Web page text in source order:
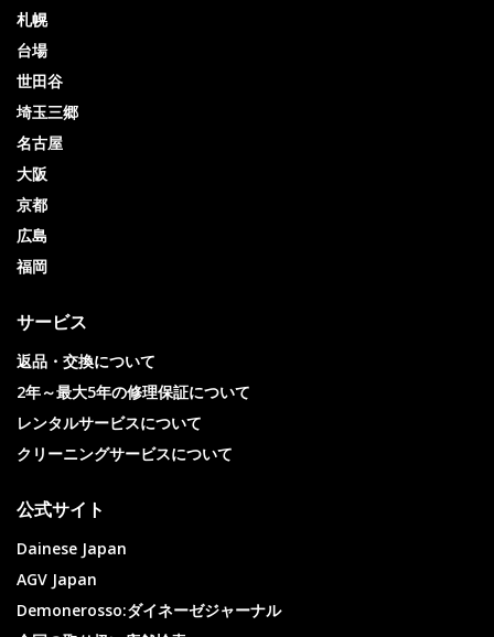
札幌
台場
世田谷
埼玉三郷
名古屋
大阪
京都
広島
福岡
サービス
返品・交換について
2年～最大5年の修理保証について
レンタルサービスについて
クリーニングサービスについて
公式サイト
Dainese Japan
AGV Japan
Demonerosso:ダイネーゼジャーナル